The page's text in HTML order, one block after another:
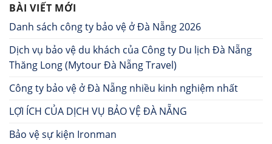
BÀI VIẾT MỚI
Danh sách công ty bảo vệ ở Đà Nẵng 2026
Dịch vụ bảo vệ du khách của Công ty Du lịch Đà Nẵng
Thăng Long (Mytour Đà Nẵng Travel)
Công ty bảo vệ ở Đà Nẵng nhiều kinh nghiệm nhất
LỢI ÍCH CỦA DỊCH VỤ BẢO VỆ ĐÀ NẴNG
Bảo vệ sự kiện Ironman